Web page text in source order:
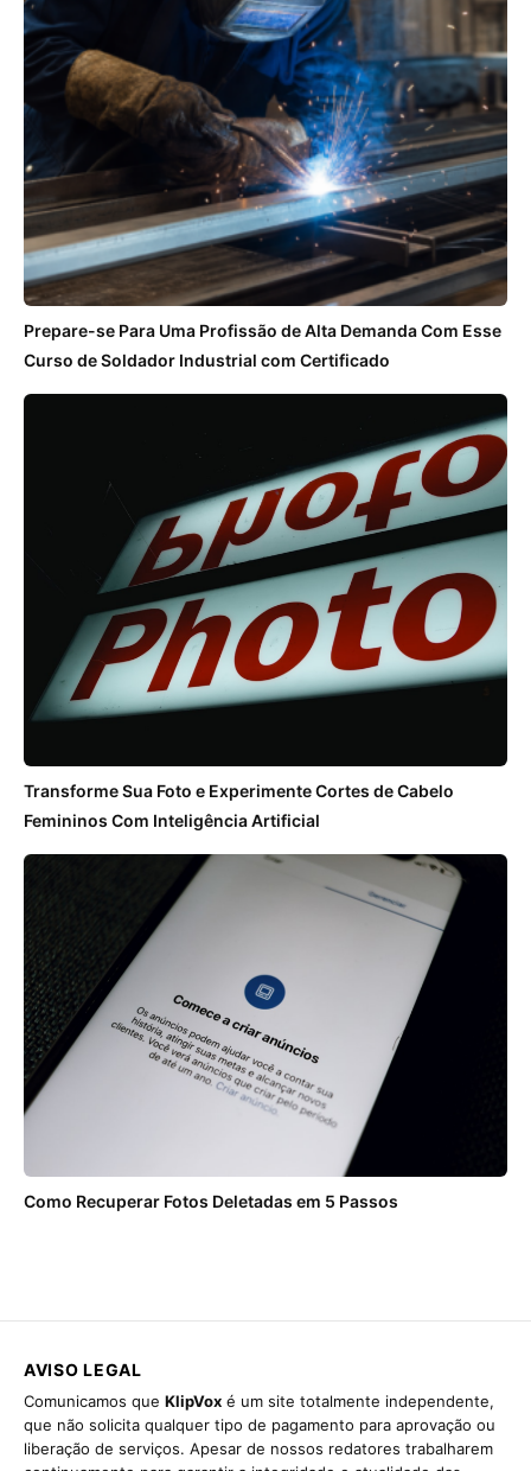
Prepare-se Para Uma Profissão de Alta Demanda Com Esse
Curso de Soldador Industrial com Certificado
Transforme Sua Foto e Experimente Cortes de Cabelo
Femininos Com Inteligência Artificial
Como Recuperar Fotos Deletadas em 5 Passos
AVISO LEGAL
Comunicamos que KlipVox é um site totalmente independente,
que não solicita qualquer tipo de pagamento para aprovação ou
liberação de serviços. Apesar de nossos redatores trabalharem